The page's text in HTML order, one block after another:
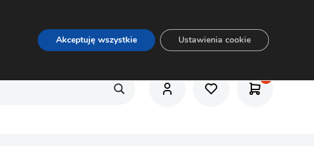
Akceptuję wszystkie Ustawienia cookie